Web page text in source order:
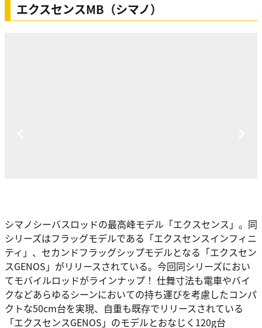
エクスセンスMB（シマノ）
シマノシーバスロッドの最高峰モデル「エクスセンス」。同
シリーズはフラッグモデルである「エクスセンスインフィニ
ティ」、セカンドフラッグシップモデルとなる「エクスセン
スGENOS」がリリースされている。今回同シリーズにおい
てモバイルロッドがラインナップ！ 仕舞寸法も電車やバイ
クなどあらゆるシーンにおいての持ち運びを考慮したコンパ
クトな50cm台を実現、自重も既存でリリースされている
「エクスセンスGENOS」のモデルとおなじく120g台